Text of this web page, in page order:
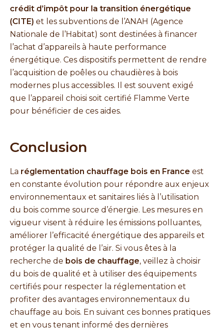
crédit d’impôt pour la transition énergétique
(CITE) et les subventions de l’ANAH (Agence
Nationale de l’Habitat) sont destinées à financer
l’achat d’appareils à haute performance
énergétique. Ces dispositifs permettent de rendre
l’acquisition de poêles ou chaudières à bois
modernes plus accessibles. Il est souvent exigé
que l’appareil choisi soit certifié Flamme Verte
pour bénéficier de ces aides.
Conclusion
La réglementation chauffage bois en France est
en constante évolution pour répondre aux enjeux
environnementaux et sanitaires liés à l’utilisation
du bois comme source d’énergie. Les mesures en
vigueur visent à réduire les émissions polluantes,
améliorer l’efficacité énergétique des appareils et
protéger la qualité de l’air. Si vous êtes à la
recherche de bois de chauffage, veillez à choisir
du bois de qualité et à utiliser des équipements
certifiés pour respecter la réglementation et
profiter des avantages environnementaux du
chauffage au bois. En suivant ces bonnes pratiques
et en vous tenant informé des dernières